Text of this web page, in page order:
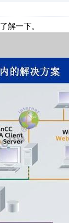
解一下。